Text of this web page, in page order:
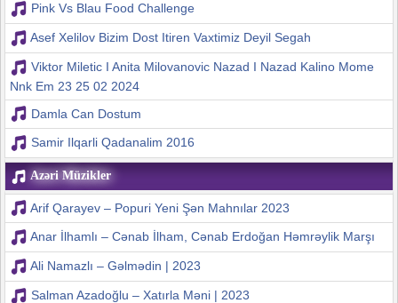
Pink Vs Blau Food Challenge
Asef Xelilov Bizim Dost Itiren Vaxtimiz Deyil Segah
Viktor Miletic I Anita Milovanovic Nazad I Nazad Kalino Mome
Nnk Em 23 25 02 2024
Damla Can Dostum
Samir Ilqarli Qadanalim 2016
Azəri Müzikler
Arif Qarayev – Popuri Yeni Şən Mahnılar 2023
Anar İlhamlı – Cənab İlham, Cənab Erdoğan Həmrəylik Marşı
Ali Namazlı – Gəlmədin | 2023
Salman Azadoğlu – Xatırla Məni | 2023